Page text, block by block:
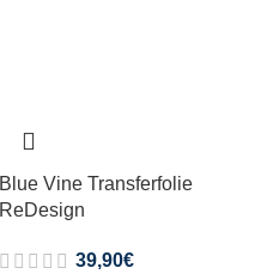
Blue Vine Transferfolie
ReDesign
39,90€